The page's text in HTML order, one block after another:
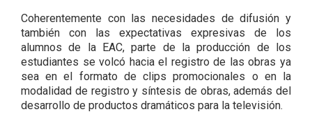
Coherentemente con las necesidades de difusión y
también con las expectativas expresivas de los
alumnos de la EAC, parte de la producción de los
estudiantes se volcó hacia el registro de las obras ya
sea en el formato de clips promocionales o en la
modalidad de registro y síntesis de obras, además del
desarrollo de productos dramáticos para la televisión.